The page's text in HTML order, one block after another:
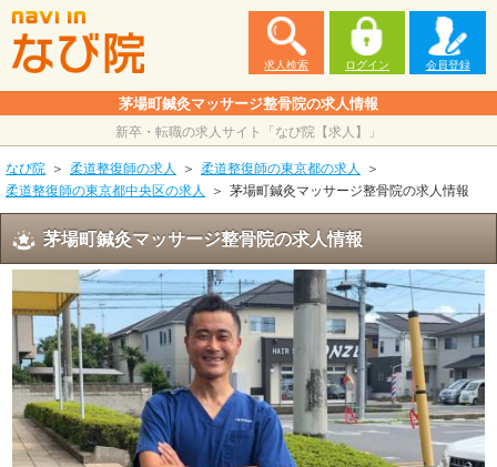
求人検索 ログイン 会員登録
茅場町鍼灸マッサージ整骨院の求人情報
新卒・転職の求人サイト「なび院【求人】」
なび院
柔道整復師の求人
柔道整復師の東京都の求人
柔道整復師の東京都中央区の求人
茅場町鍼灸マッサージ整骨院の求人情報
茅場町鍼灸マッサージ整骨院の求人情報